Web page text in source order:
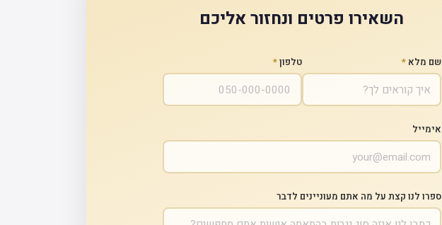
השאירו פרטים ונחזור אליכם
שם מלא * טלפון*
אימייל
ספרו לנו קצת על מה אתם מעוניינים לדבר